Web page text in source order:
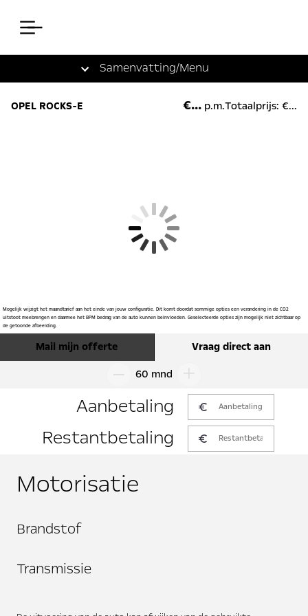
OPEL ROCKS-E €... p.m.Totaalprijs: €...
Mogelijk wijzigt het maandtarief aan het einde van jouw configuratie. Dit komt doordat sommige opties een verandering in de CO2
uitstoot meebrengen en daarmee het BPM bedrag van de auto kunnen beïnvloeden. Geselecteerde opties zijn mogelijk niet zichtbaar op
de getoonde afbeelding.
Motorisatie
Brandstof
Transmissie
60 mnd
Aanbetaling
Restantbetaling
Samenvatting/Menu
Mail mijn offerte Vraag direct aan